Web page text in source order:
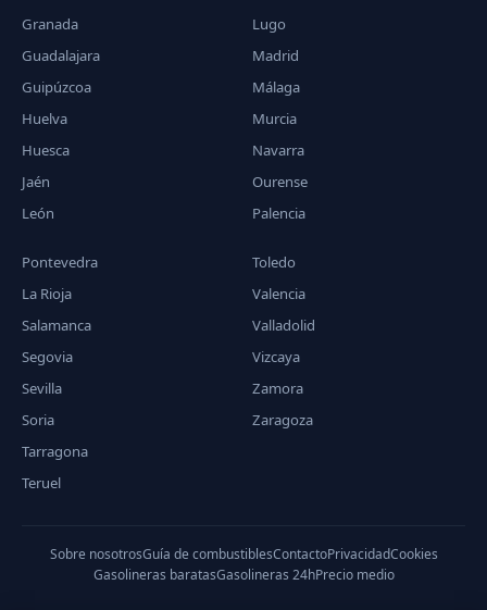
Granada
Guadalajara
Guipúzcoa
Huelva
Huesca
Jaén
León
Lugo
Madrid
Málaga
Murcia
Navarra
Ourense
Palencia
Pontevedra
La Rioja
Salamanca
Segovia
Sevilla
Soria
Tarragona
Teruel
Toledo
Valencia
Valladolid
Vizcaya
Zamora
Zaragoza
Sobre nosotrosGuía de combustiblesContactoPrivacidadCookies
Gasolineras baratasGasolineras 24hPrecio medio